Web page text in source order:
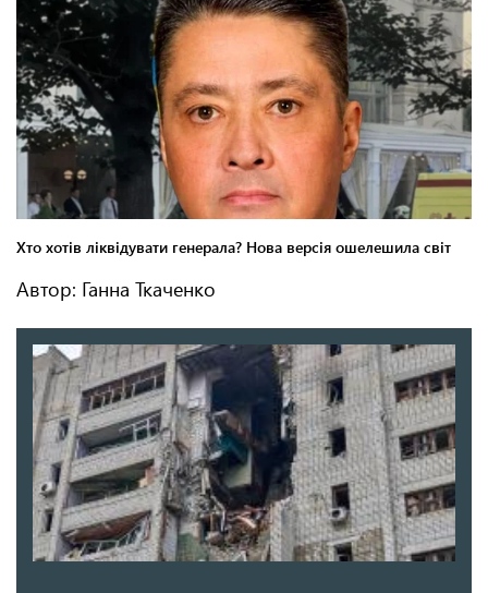
Автор: Ганна Ткаченко